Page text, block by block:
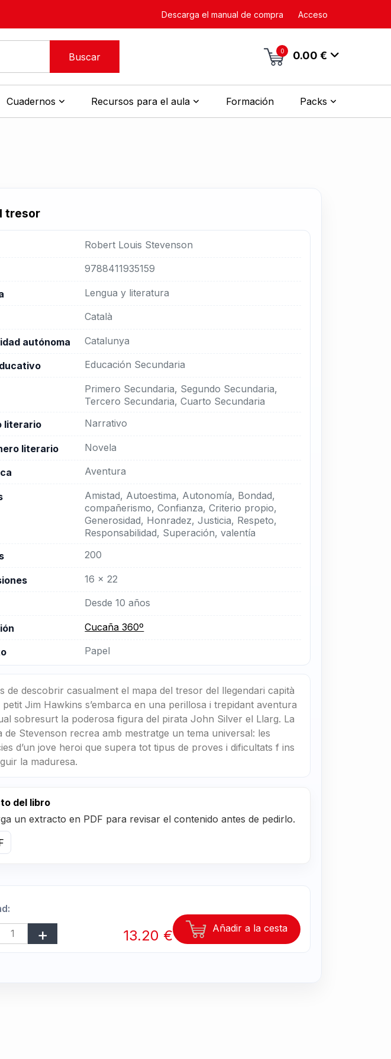
Descarga el manual de compra Acceso
Buscar 0 0.00 €
Cuadernos Recursos para el aula Formación Packs
tresor
Robert Louis Stevenson
9788411935159
Lengua y literatura
Català
autónoma Catalunya
Educación Secundaria
Primero Secundaria, Segundo Secundaria,
Tercero Secundaria, Cuarto Secundaria
literario
Narrativo
literario Novela
Aventura
Amistad, Autoestima, Autonomía, Bondad,
compañerismo, Confianza, Criterio propio,
Generosidad, Honradez, Justicia, Respeto,
Responsabilidad, Superación, valentía
200
16 x 22
Desde 10 años
Cucaña 360º
Papel
de descobrir casualment el mapa del tresor del llegendari capità
petit Jim Hawkins s’embarca en una perillosa i trepidant aventura
sobresurt la poderosa figura del pirata John Silver el Llarg. La
de Stevenson recrea amb mestratge un tema universal: les
d’un jove heroi que supera tot tipus de proves i dificultats f ins
la maduresa.
del libro
un extracto en PDF para revisar el contenido antes de pedirlo.
13.20 € Añadir a la cesta